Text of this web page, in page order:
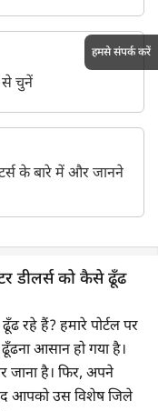
से चुनें
के बारे में और जानने
डीलर्स को कैसे ढूँढ
रहे हैं? हमारे पोर्टल पर
आसान हो गया है।
जाना है। फिर, अपने
आपको उस विशेष जिले
हमसे संपर्क करें